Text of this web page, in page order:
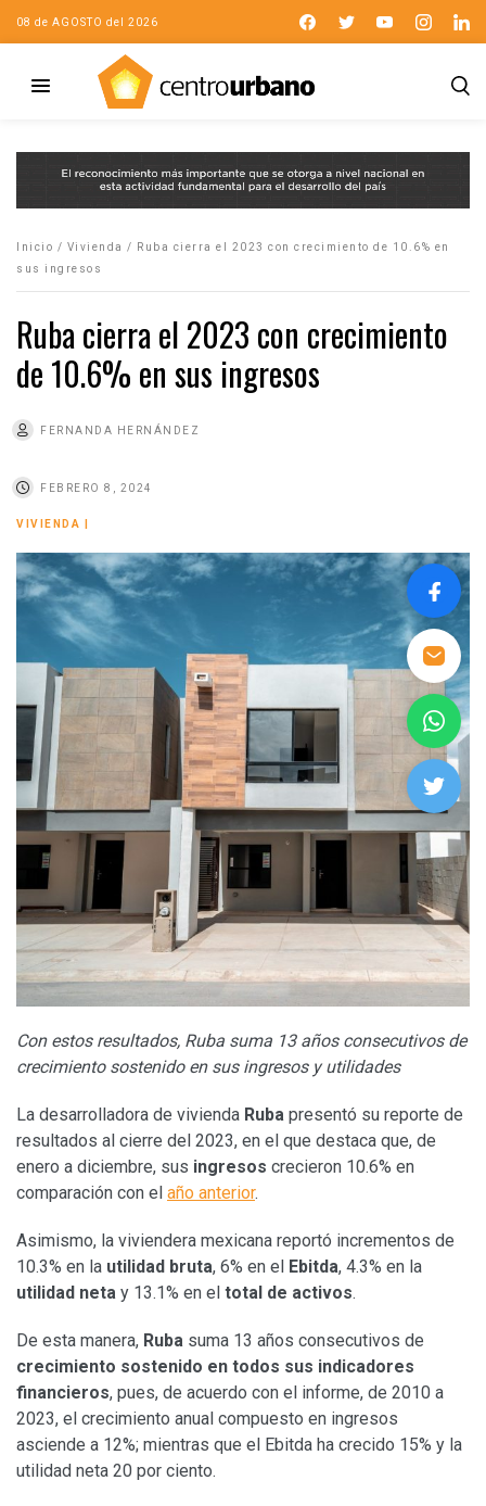
08 de AGOSTO del 2026
Inicio / Vivienda /
Ruba cierra el 2023 con crecimiento de 10.6% en
sus ingresos
Ruba cierra el 2023 con crecimiento
de 10.6% en sus ingresos
FERNANDA HERNÁNDEZ
FEBRERO 8, 2024
VIVIENDA
Con estos resultados, Ruba suma 13 años consecutivos de
crecimiento sostenido en sus ingresos y utilidades
La desarrolladora de vivienda Ruba presentó su reporte de
resultados al cierre del 2023, en el que destaca que, de
enero a diciembre, sus ingresos crecieron 10.6% en
comparación con el año anterior.
Asimismo, la viviendera mexicana reportó incrementos de
10.3% en la utilidad bruta, 6% en el Ebitda, 4.3% en la
utilidad neta y 13.1% en el total de activos.
De esta manera, Ruba suma 13 años consecutivos de
crecimiento sostenido en todos sus indicadores
financieros, pues, de acuerdo con el informe, de 2010 a
2023, el crecimiento anual compuesto en ingresos
asciende a 12%; mientras que el Ebitda ha crecido 15% y la
utilidad neta 20 por ciento.